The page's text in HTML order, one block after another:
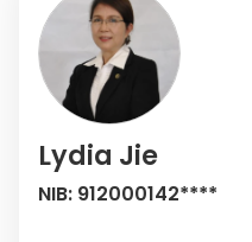
Lydia Jie
NIB: 912000142****